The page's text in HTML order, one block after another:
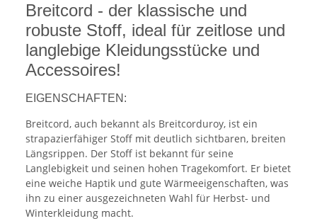
Breitcord - der klassische und
robuste Stoff, ideal für zeitlose und
langlebige Kleidungsstücke und
Accessoires!
EIGENSCHAFTEN:
Breitcord, auch bekannt als Breitcorduroy, ist ein
strapazierfähiger Stoff mit deutlich sichtbaren, breiten
Längsrippen. Der Stoff ist bekannt für seine
Langlebigkeit und seinen hohen Tragekomfort. Er bietet
eine weiche Haptik und gute Wärmeeigenschaften, was
ihn zu einer ausgezeichneten Wahl für Herbst- und
Winterkleidung macht.